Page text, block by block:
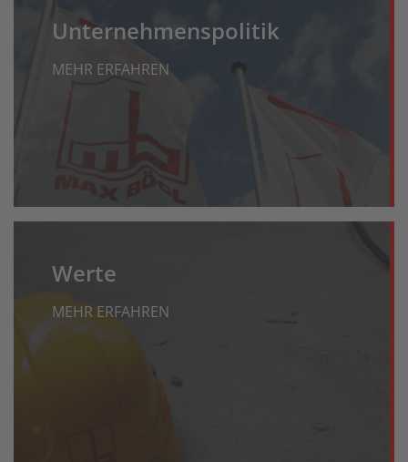
Unternehmenspolitik
MEHR ERFAHREN
Werte
MEHR ERFAHREN